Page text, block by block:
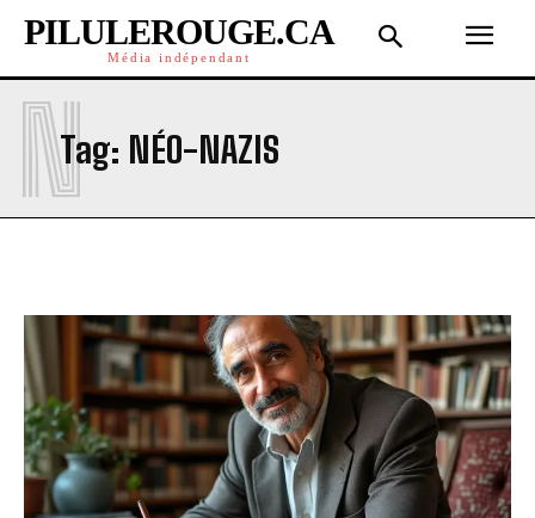
PILULEROUGE.CA
Média indépendant
Tag: NÉO-NAZIS
N